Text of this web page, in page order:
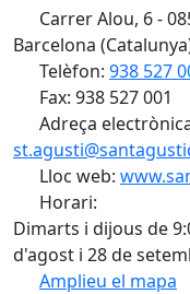
Carrer Alou, 6 -
Barcelona
Telèfon: 938 527
Fax: 938 527 001
Adreça
Lloc web:
Horari:
Dimarts i dijous de
d'agost i 28 de
Amplieu el mapa